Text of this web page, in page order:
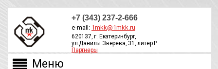
+7 (343) 237-2-666
e-mail: 1mkk@1mkk.ru
620137, г. Екатеринбург,
ул.Данилы Зверева, 31, литер Р
Партнеры